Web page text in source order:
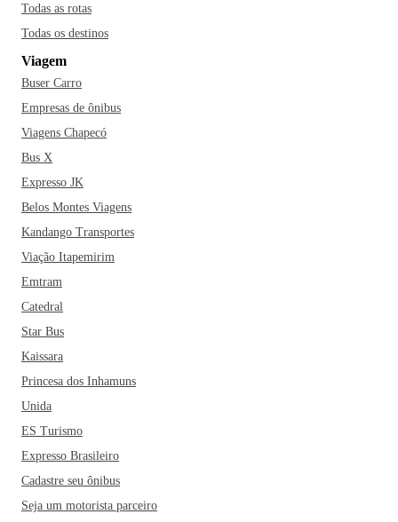
Todas as rotas
Todas os destinos
Viagem
Buser Carro
Empresas de ônibus
Viagens Chapecó
Bus X
Expresso JK
Belos Montes Viagens
Kandango Transportes
Viação Itapemirim
Emtram
Catedral
Star Bus
Kaissara
Princesa dos Inhamuns
Unida
ES Turismo
Expresso Brasileiro
Cadastre seu ônibus
Seja um motorista parceiro